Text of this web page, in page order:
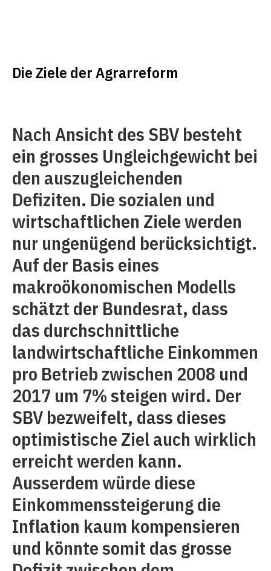
Die Ziele der Agrarreform
Nach Ansicht des SBV besteht
ein grosses Ungleichgewicht bei
den auszugleichenden
Defiziten. Die sozialen und
wirtschaftlichen Ziele werden
nur ungenügend berücksichtigt.
Auf der Basis eines
makroökonomischen Modells
schätzt der Bundesrat, dass
das durchschnittliche
landwirtschaftliche Einkommen
pro Betrieb zwischen 2008 und
2017 um 7% steigen wird. Der
SBV bezweifelt, dass dieses
optimistische Ziel auch wirklich
erreicht werden kann.
Ausserdem würde diese
Einkommenssteigerung die
Inflation kaum kompensieren
und könnte somit das grosse